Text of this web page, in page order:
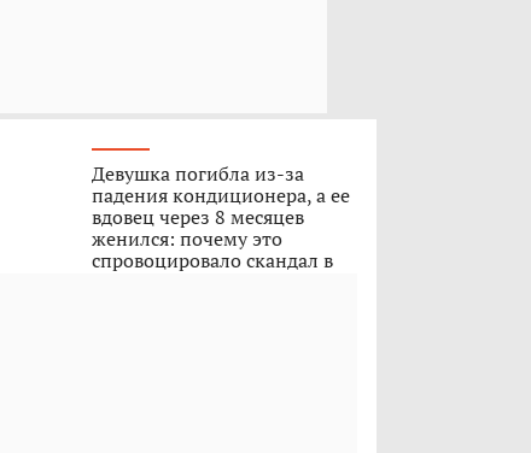
Девушка погибла из-за
падения кондиционера, а ее
вдовец через 8 месяцев
женился: почему это
спровоцировало скандал в